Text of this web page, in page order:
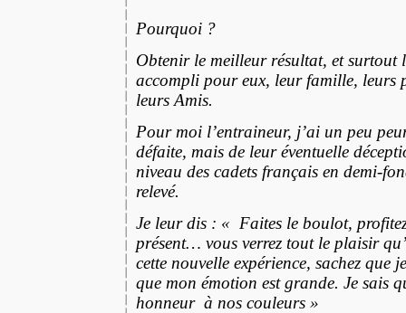
Pourquoi ?
Obtenir le meilleur résultat, et surtout
accompli pour eux, leur famille, leurs
leurs Amis.
Pour moi l’entraineur, j’ai un peu
défaite, mais de leur éventuelle
niveau des cadets français en demi-
relevé.
Je leur dis : « Faites le boulot,
présent… vous verrez tout le plaisir
cette nouvelle expérience, sachez que
que mon émotion est grande. Je sais
honneur à nos couleurs »